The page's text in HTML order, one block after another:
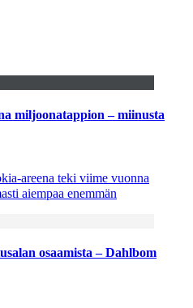
miljoonatappion – miinusta
areena teki viime vuonna
aiempaa enemmän
osaamista – Dahlbom